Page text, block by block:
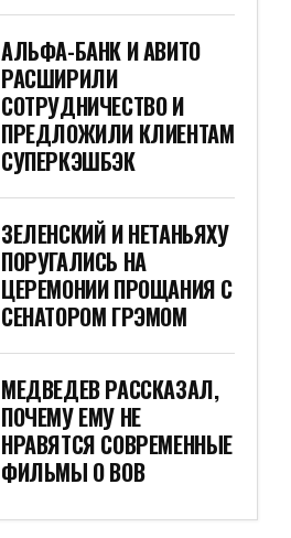
АЛЬФА-БАНК И АВИТО
РАСШИРИЛИ
СОТРУДНИЧЕСТВО И
ПРЕДЛОЖИЛИ КЛИЕНТАМ
СУПЕРКЭШБЭК
ЗЕЛЕНСКИЙ И НЕТАНЬЯХУ
ПОРУГАЛИСЬ НА
ЦЕРЕМОНИИ ПРОЩАНИЯ С
СЕНАТОРОМ ГРЭМОМ
МЕДВЕДЕВ РАССКАЗАЛ,
ПОЧЕМУ ЕМУ НЕ
НРАВЯТСЯ СОВРЕМЕННЫЕ
ФИЛЬМЫ О ВОВ